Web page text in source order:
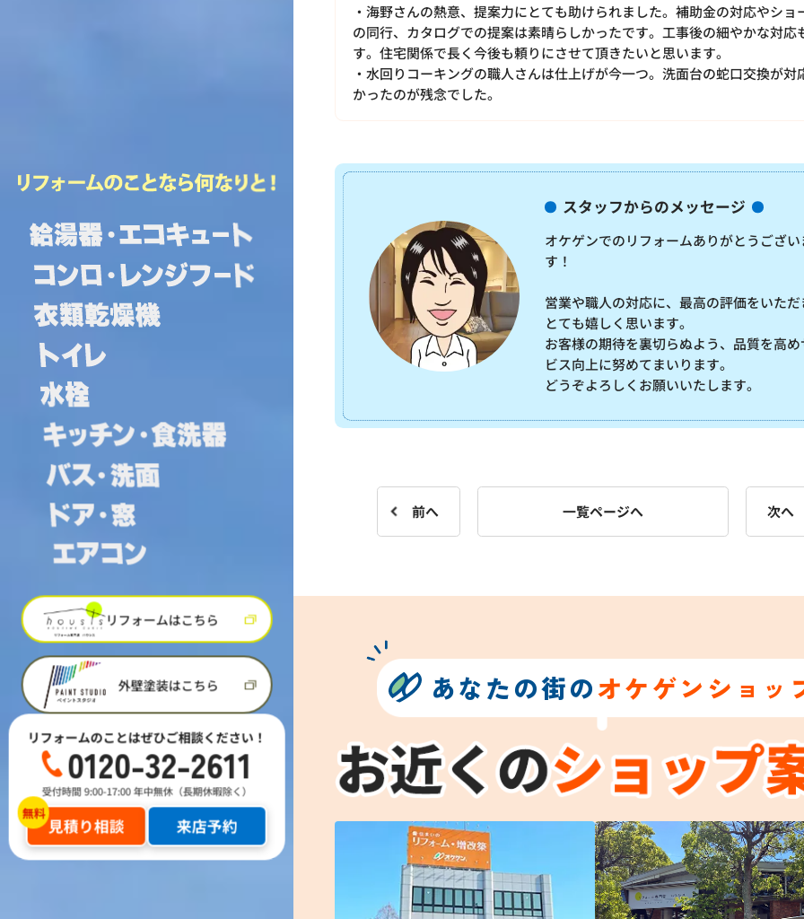
リフォームはこちら
外壁塗装はこちら
リフォームのことはぜひご相談ください！
0120-32-2611
受付時間 9:00-17:00 年中無休（長期休暇除く）
見積り相談 来店予約
・海野さんの熱意、提案力にとても助けられました。補助金の対応やショ
の同行、カタログでの提案は素晴らしかったです。工事後の細やかな対応
す。住宅関係で長く今後も頼りにさせて頂きたいと思います。
・水回りコーキングの職人さんは仕上げが今一つ。洗面台の蛇口交換が対
かったのが残念でした。
スタッフからのメッセージ
オケゲンでのリフォームありがとうござい
す！
営業や職人の対応に、最高の評価をいただ
とても嬉しく思います。
お客様の期待を裏切らぬよう、品質を高め
ビス向上に努めてまいります。
どうぞよろしくお願いいたします。
前へ 一覧ページへ 次へ
あなたの街のオケゲンショッ